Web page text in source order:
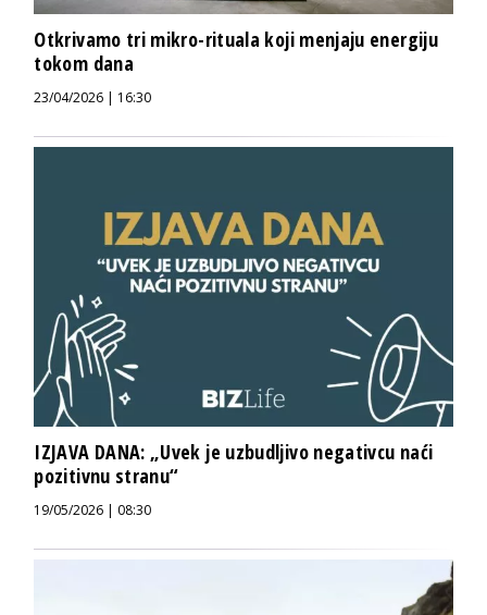
Otkrivamo tri mikro-rituala koji menjaju energiju
tokom dana
23/04/2026 | 16:30
IZJAVA DANA: „Uvek je uzbudljivo negativcu naći
pozitivnu stranu“
19/05/2026 | 08:30